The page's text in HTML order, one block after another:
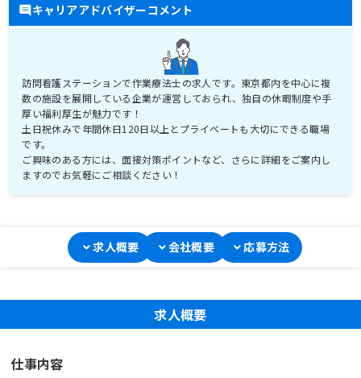
キャリアアドバイザーコメント
訪問看護ステーションで作業療法士の求人です。東京都内を中心に複
数の施設を展開している企業が運営しておられ、独自の休暇制度や手
厚い福利厚生が魅力です！
土日祝休みで年間休日120日以上とプライベートも大切にできる職場
です。
ご興味のある方には、面接対策ポイントなど、さらに詳細をご案内し
ますのでお気軽にご相談ください！
求人概要 会社概要 応募方法
求人概要
仕事内容